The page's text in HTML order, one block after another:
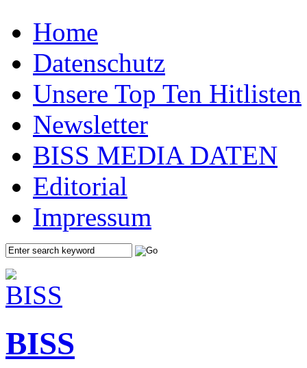
Home
Datenschutz
Unsere Top Ten Hitlisten
Newsletter
BISS MEDIA DATEN
Editorial
Impressum
BISS